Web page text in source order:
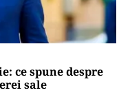
ce spune despre
sale